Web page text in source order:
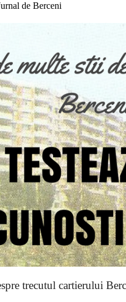
de Berceni
trecutul cartierului